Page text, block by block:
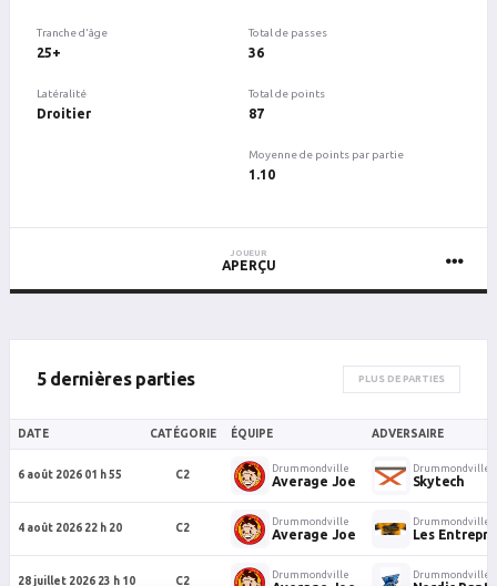
Tranche d'âge
25+
Latéralité
Droitier
Total de passes
36
Total de points
87
Moyenne de points par partie
1.10
JOUEUR
APERÇU
5 dernières parties PLUS DE PARTIES
DATE CATÉGORIE ÉQUIPE ADVERSAIRE
6 août 2026 01 h 55 C2
Drummondville
Average Joe
Drummondville
Skytech
4 août 2026 22 h 20 C2
Drummondville
Average Joe
Drummondville
Les
28 juillet 2026 23 h 10 C2
Drummondville Drummondville